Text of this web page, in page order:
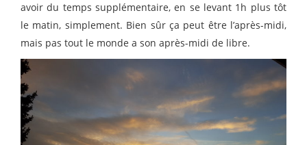
avoir du temps supplémentaire, en se levant 1h plus tôt
le matin, simplement. Bien sûr ça peut être l’après-midi,
mais pas tout le monde a son après-midi de libre.